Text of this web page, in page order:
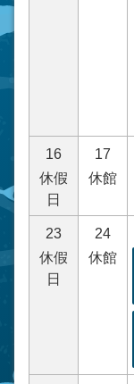
16
休假
日
17
休館
23
休假
日
24
休館